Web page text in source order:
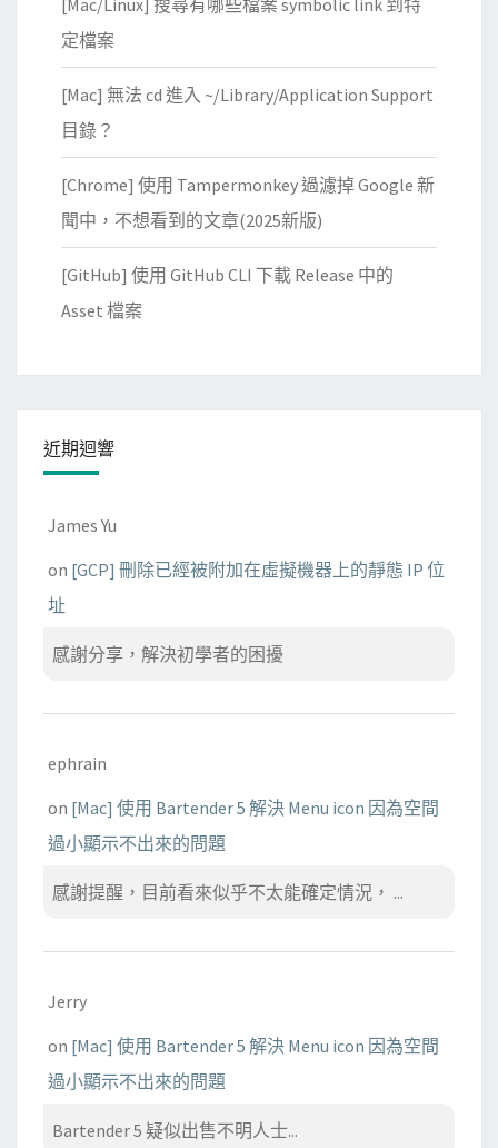
[Mac/Linux] 搜尋有哪些檔案 symbolic link 到特
定檔案
[Mac] 無法 cd 進入 ~/Library/Application Support
目錄？
[Chrome] 使用 Tampermonkey 過濾掉 Google 新
聞中，不想看到的文章(2025新版)
[GitHub] 使用 GitHub CLI 下載 Release 中的
Asset 檔案
近期迴響
James Yu
on [GCP] 刪除已經被附加在虛擬機器上的靜態 IP 位
址
感謝分享，解決初學者的困擾
ephrain
on [Mac] 使用 Bartender 5 解決 Menu icon 因為空間
過小顯示不出來的問題
感謝提醒，目前看來似乎不太能確定情況， ...
Jerry
on [Mac] 使用 Bartender 5 解決 Menu icon 因為空間
過小顯示不出來的問題
Bartender 5 疑似出售不明人士...